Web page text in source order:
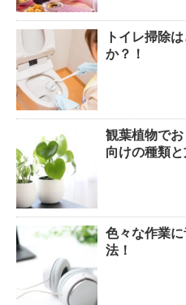
トイレ掃除
か？！
観葉植物で
向けの種類と
色々な作業
法！